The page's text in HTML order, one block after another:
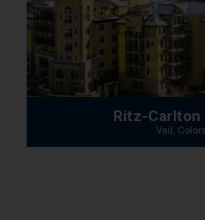
Ritz-Carlton
Vail,